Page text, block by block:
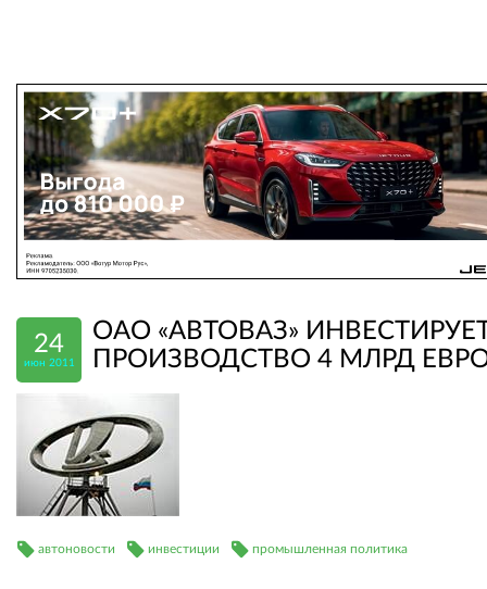
24
июн 2011
ОАО «АВТОВАЗ»
ПРОИЗВОДСТВО 4 МЛРД
автоновости инвестиции промышленная политика